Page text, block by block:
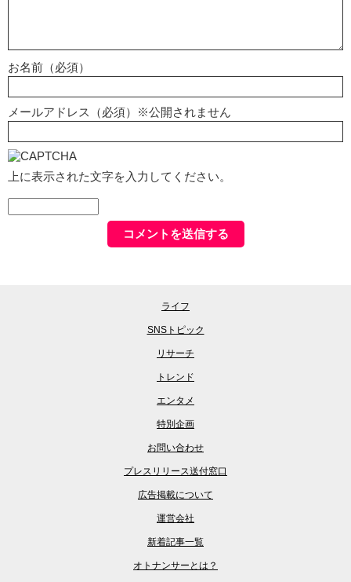
お名前（必須）
メールアドレス（必須）※公開されません
上に表示された文字を入力してください。
ライフ
SNSトピック
リサーチ
トレンド
エンタメ
特別企画
お問い合わせ
プレスリリース送付窓口
広告掲載について
運営会社
新着記事一覧
オトナンサーとは？